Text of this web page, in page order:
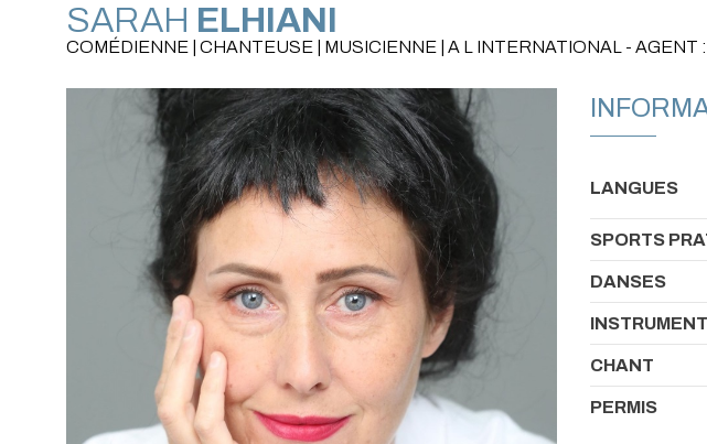
SARAH ELHIANI
COMÉDIENNE | CHANTEUSE | MUSICIENNE | A L INTERNATIONAL - AGENT
LANGUES
SPORTS
DANSES
CHANT
PERMIS